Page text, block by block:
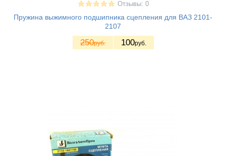
Отзывы: 0
Пружина выжимного подшипника сцепления для ВАЗ 2101-
2107
250руб. 100руб.